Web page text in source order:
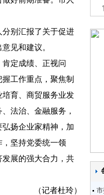
别汇报了关于促进
见和建议。
定成绩、正视问
工作重点，聚焦制
育、商贸服务业发
法治、金融服务，
扬企业家精神，加
坚持党委统一领
展的强大合力，共
（记者杜玲）